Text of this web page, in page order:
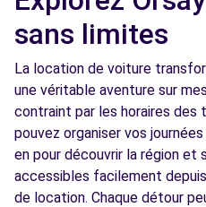
Voir l'agence
Free2Move Rent -
MARCOUSSIS (C)
31 RUE DE MONTLHERY
MARCOUSSIS, 91460
Voir l'agence
sans limites
La location de voiture
une véritable aventure sur
contraint par les horaires des
pouvez organiser vos
en pour découvrir la région et
accessibles facilement
de location. Chaque détour